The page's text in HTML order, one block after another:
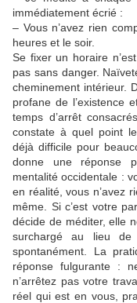
immédiatement écrié :
– Vous n’avez rien
heures et le soir.
Se fixer un horaire
pas sans danger.
cheminement intérieur.
profane de l’existence
temps d’arrêt
constate à quel point
déjà difficile pour
donne une réponse
mentalité occidentale :
en réalité, vous n’avez
même. Si c’est votre
décide de méditer, elle
surchargé au lieu de
spontanément. La
réponse fulgurante :
n’arrêtez pas votre
réel qui est en vous,